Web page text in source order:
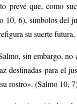
prevé que, como
10, 6), símbolos del
su suerte
sin embargo, no
destinadas para el
rostro». (Salmo 10,